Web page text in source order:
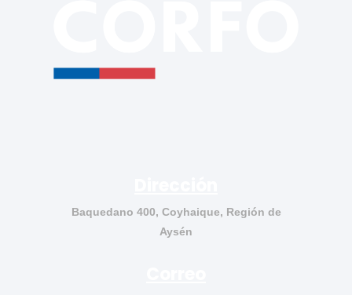
Baquedano 400, Coyhaique, Región de
Aysén